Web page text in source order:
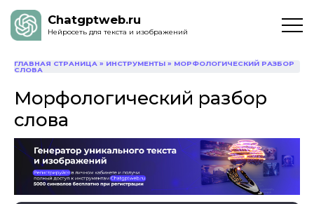
Chatgptweb.ru
Нейросеть для текста и изображений
ГЛАВНАЯ СТРАНИЦА » ИНСТРУМЕНТЫ » МОРФОЛОГИЧЕСКИЙ РАЗБОР
СЛОВА
Морфологический разбор
слова